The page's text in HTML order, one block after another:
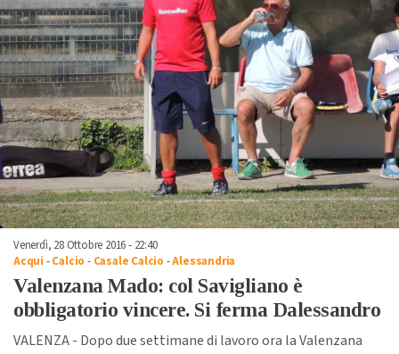
Venerdì, 28 Ottobre 2016 - 22:40
Acqui -Calcio - Casale Calcio -Alessandria
Valenzana Mado: col Savigliano è
obbligatorio vincere. Si ferma Dalessandro
VALENZA - Dopo due settimane di lavoro ora la Valenzana